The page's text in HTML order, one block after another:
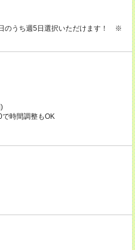
のうち週5日選択いただけます！ ※
時間調整もOK